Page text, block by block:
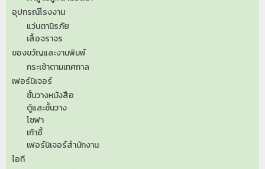
อุปกรณ์โรงงาน
แว่นตานิรภัย
เสื้อจราจร
ของขวัญและงานพิมพ์
กระเช้าตามเทศกาล
เฟอร์นิเจอร์
ชั้นวางหนังสือ
ตู้และชั้นวาง
โซฟา
เก้าอี้
เฟอร์นิเจอร์สำนักงาน
ไอที